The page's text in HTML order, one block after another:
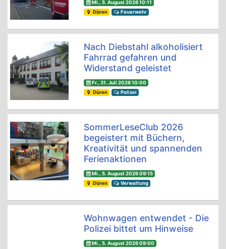
Mi., 5. August 2026 10:11
Düren
Feuerwehr
Nach Diebstahl alkoholisiert
Fahrrad gefahren und
Widerstand geleistet
Fr., 31. Juli 2026 10:00
Düren
Polizei
SommerLeseClub 2026
begeistert mit Büchern,
Kreativität und spannenden
Ferienaktionen
Mi., 5. August 2026 09:15
Düren
Verwaltung
Wohnwagen entwendet - Die
Polizei bittet um Hinweise
Mi., 5. August 2026 09:00